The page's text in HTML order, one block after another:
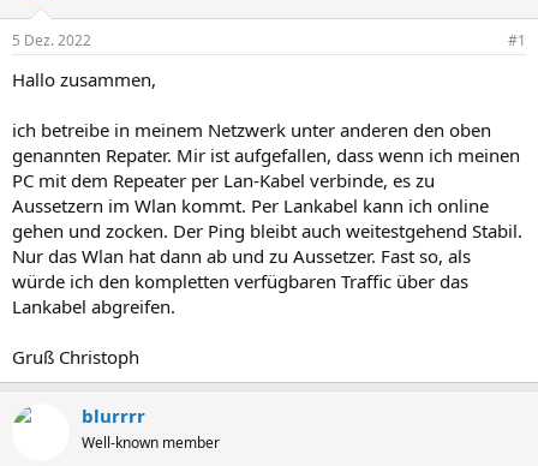
l
e
r
t
a
5 Dez. 2022 #1
Hallo zusammen,
ich betreibe in meinem Netzwerk unter anderen den oben
genannten Repater. Mir ist aufgefallen, dass wenn ich meinen
PC mit dem Repeater per Lan-Kabel verbinde, es zu
Aussetzern im Wlan kommt. Per Lankabel kann ich online
gehen und zocken. Der Ping bleibt auch weitestgehend Stabil.
Nur das Wlan hat dann ab und zu Aussetzer. Fast so, als
würde ich den kompletten verfügbaren Traffic über das
Lankabel abgreifen.
Gruß Christoph
blurrrr
Well-known member